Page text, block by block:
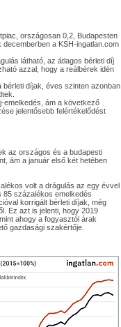
országosan 0,2, Budapesten
a KSH-ingatlan.com
látható, az átlagos bérleti díj
azzal, hogy a reálbérek idén
díjak, éves szinten azonban
emelkedés, ám a következő
jelentősebb felértékelődést
az országos és a budapesti
ám a január első két hetében
volt a drágulás az egy évvel
85 százalékos emelkedés
korrigált bérleti díjak, még
Ez azt is jelenti, hogy 2019
ahogy a fogyasztói árak
gazdasági szakértője.